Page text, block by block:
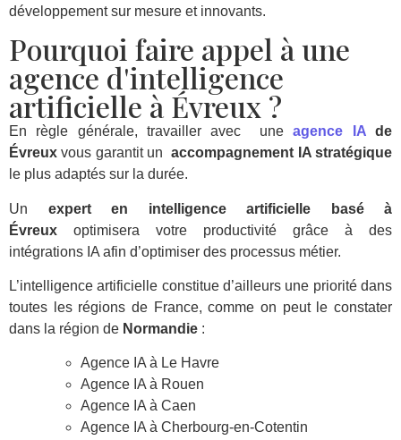
développement sur mesure et innovants.
Pourquoi faire appel à une
agence d'intelligence
artificielle à Évreux ?
En règle générale, travailler avec uneagence IAde
Évreux vous garantit unaccompagnement IA stratégique
le plus adaptés sur la durée.
Un expert en intelligence artificielle basé à
Évreux optimisera votre productivité grâce à des
intégrations IA afin d’optimiser des processus métier.
L’intelligence artificielle constitue d’ailleurs une priorité dans
toutes les régions de France, comme on peut le constater
dans la région de Normandie :
Agence IA à Le Havre
Agence IA à Rouen
Agence IA à Caen
Agence IA à Cherbourg-en-Cotentin